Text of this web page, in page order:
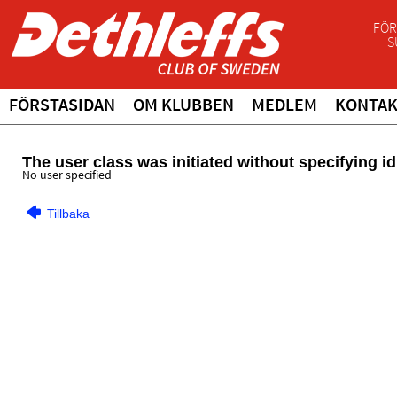
FÖRSTASIDAN OM KLUBBEN MEDLEM
The user class was initiated without specifying
No user specified
Tillbaka